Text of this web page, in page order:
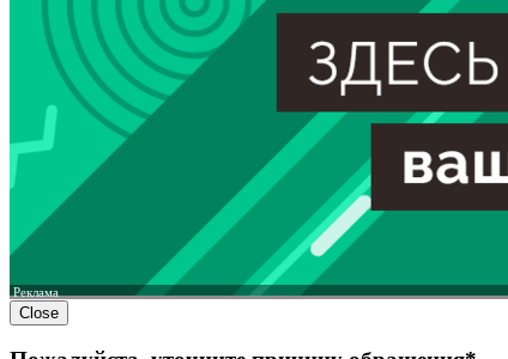
Реклама
Close